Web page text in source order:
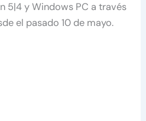
5|4 y Windows PC a través
el pasado 10 de mayo.